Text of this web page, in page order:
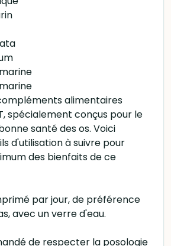
alimentaires
spécialement conçus pour le
santé des os. Voici
d'utilisation à suivre pour
des bienfaits de ce
par jour, de préférence
avec un verre d'eau.
de respecter la posologie